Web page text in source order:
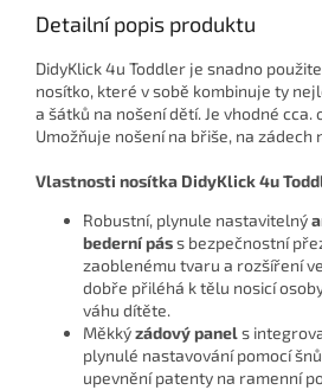
Detailní popis produktu
DidyKlick 4u Toddler je snadno
nosítko, které v sobě kombinuje ty
a šátků na nošení dětí. Je vhodné cca.
Umožňuje nošení na břiše, na zádech
Vlastnosti nosítka DidyKlick 4u
Robustní, plynule nastavitelný
bederní páss bezpečnostní
zaoblenému tvaru a rozšíření
dobře přiléhá k tělu nosicí
váhu dítěte.
Měkkýzádový panels
plynulé nastavování pomocí
upevnění patenty na ramenní